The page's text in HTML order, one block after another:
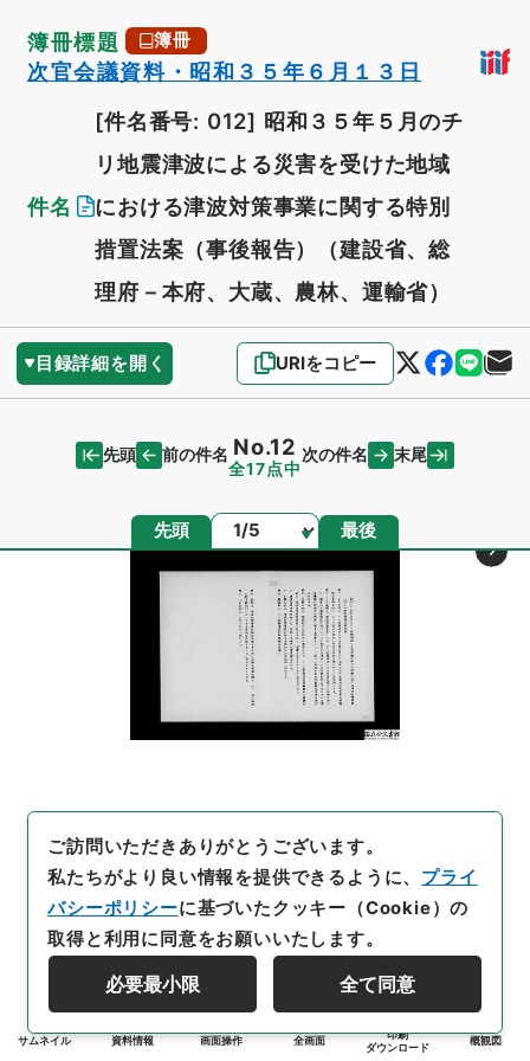
簿冊標題 簿冊
次官会議資料・昭和３５年６月１３日
件名
[件名番号: 012] 昭和３５年５月のチ
リ地震津波による災害を受けた地域
における津波対策事業に関する特別
措置法案（事後報告）（建設省、総
理府－本府、大蔵、農林、運輸省）
目録詳細を開く URIをコピー
先頭 前の件名 No.12
全17点中
次の件名 末尾
先頭 ページ 最後
サムネイル 資料情報 画面操作 全画面
印刷
ダウンロード
概観図
ご訪問いただきありがとうございます。
私たちがより良い情報を提供できるように、 プライ
バシーポリシーに基づいたクッキー（Cookie）の
取得と利用に同意をお願いいたします。
必要最小限 全て同意